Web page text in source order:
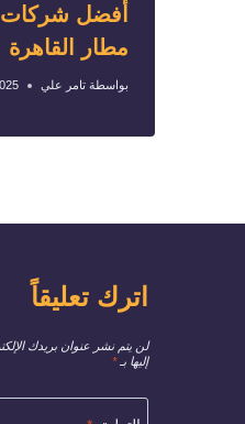
أفضل شركات
مطار القاهرة
بواسطة تامر علي
اترك تعليقاً
لن يتم نشر عنوان بريدك
إليها بـ*